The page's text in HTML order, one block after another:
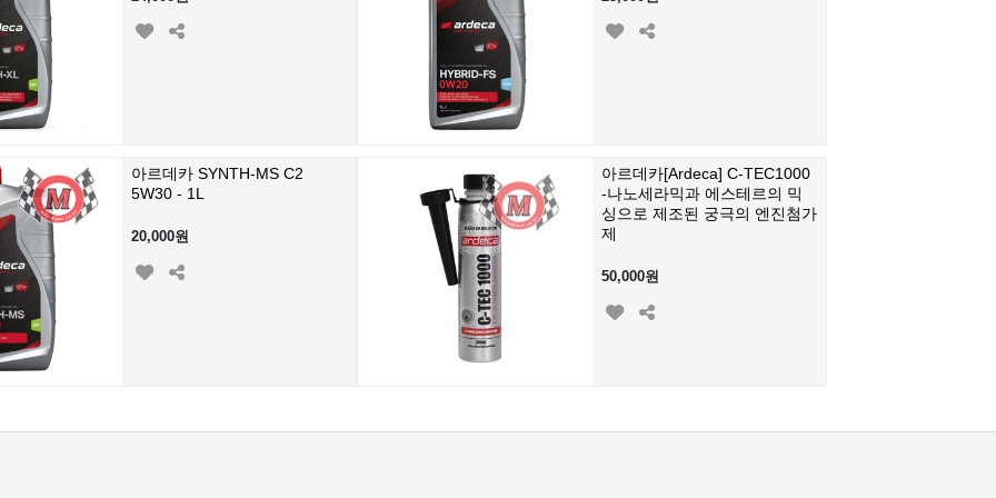
아르데카 SYNTH-MS C2
5W30 - 1L
20,000원
아르데카[Ardeca] C-TEC1000
-나노세라믹과 에스테르의 믹
싱으로 제조된 궁극의 엔진첨가
제
50,000원